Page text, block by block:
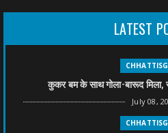
LATEST
कुकर बम के साथ गोला-बारूद मिला,
July 08,